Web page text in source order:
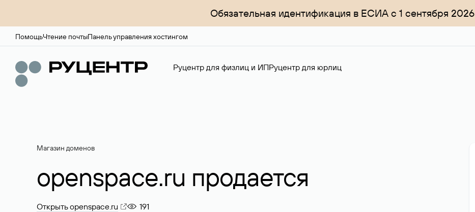
Обязательная идентификация в ЕСИА с 1 сентября 2026
ПомощьЧтение почтыПанель управления хостингом
Руцентр для физлиц и ИПРуцентр для юрлиц
Магазин доменов
openspace.ru продается
Открыть openspace.ru 191